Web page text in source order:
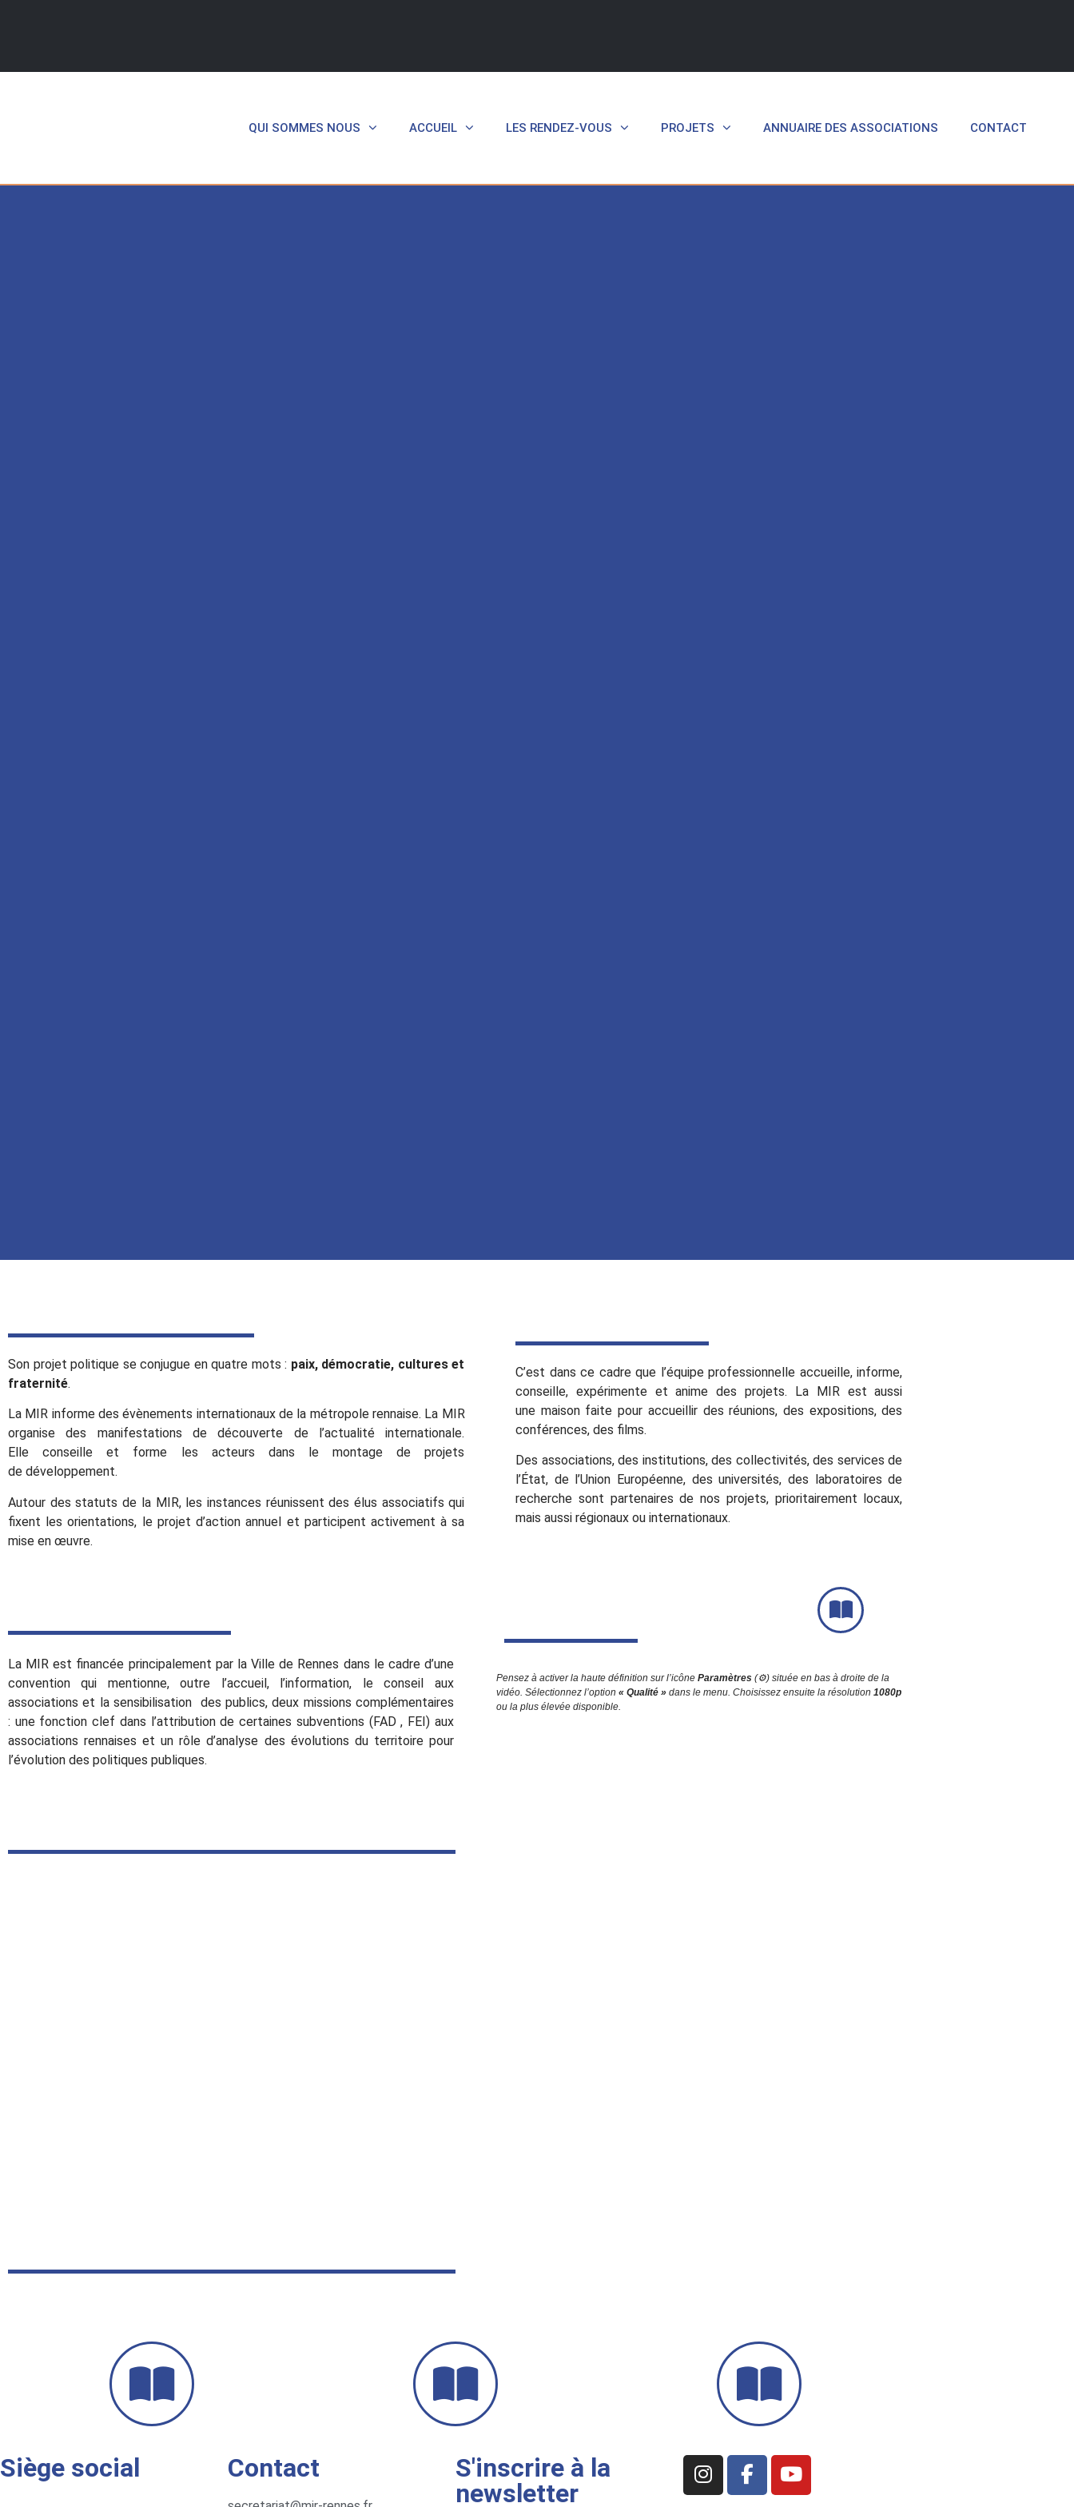
QUI SOMMES NOUS ACCUEIL LES RENDEZ-VOUS PROJETS ANNUAIRE DES ASSOCIATIONS CONTACT
Son projet politique se conjugue en quatre mots : paix, démocratie, cultures et
fraternité.
La MIR informedes évènements internationaux de la métropole rennaise. La MIR
organisedes manifestations de découverte de l’actualité internationale.
Elleconseille et forme les acteurs dans le montage de projets
de développement.
Autour des statuts de la MIR, les instances réunissent des élus associatifs qui
fixent les orientations, le projet d’action annuel et participent activement à sa
mise en œuvre.
C’est dans ce cadre que l’équipe professionnelle accueille, informe,
conseille, expérimente et anime des projets. La MIR est aussi
une maisonfaite pour accueillir des réunions, des expositions, des
conférences, des films.
Des associations, des institutions, des collectivités, des services de
l’État, de l’Union Européenne, des universités, des laboratoires de
recherche sont partenaires de nos projets, prioritairement locaux,
mais aussi régionaux ou internationaux.
La MIR est financée principalement par la Ville de Rennes dans le cadre d’une
convention qui mentionne, outre l’accueil, l’information, le conseil aux
associations et la sensibilisation des publics, deux missions complémentaires
: une fonction clef dans l’attribution de certaines subventions ( FAD, FEI) aux
associations rennaises et un rôle d’analyse des évolutions du territoire pour
l’évolution des politiques publiques.
Pensez à activer la haute définition sur l’icône Paramètres (⚙️) située en bas à droite de la
vidéo. Sélectionnez l’option « Qualité »dans le menu. Choisissez ensuite la résolution 1080p
ou la plus élevée disponible.
Siège social Contact
S'inscrire à la
newsletter